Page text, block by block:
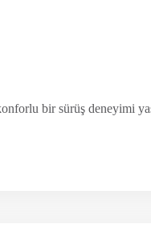
bir sürüş deneyimi